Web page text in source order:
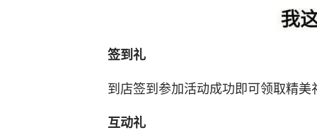
签到礼
到店签到参加活动成功即可领取精美
互动礼